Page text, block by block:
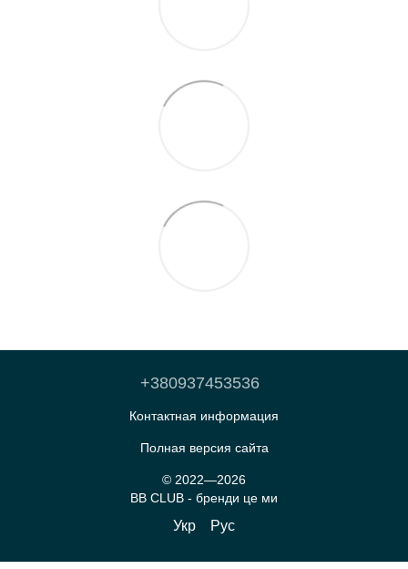
+380937453536
Контактная информация
Полная версия сайта
© 2022—2026
BB CLUB - бренди це ми
Укр Рус